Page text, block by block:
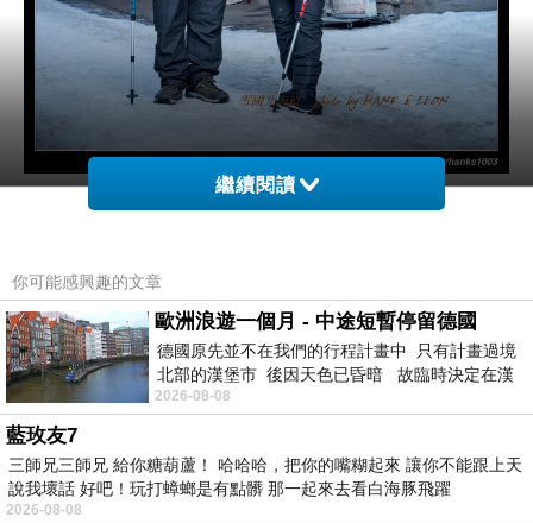
辛苦兩老了 在雪地裡走來走去 不過這機會也不
時間也不多了 利用這最後機會 好好的感受一下
冷吱吱的雪地漫遊吧~
繼續閱讀
你可能感興趣的文章
歐洲浪遊一個月 - 中途短暫停留德國
德國原先並不在我們的行程計畫中 只有計畫過境
北部的漢堡市 後因天色已昏暗 故臨時決定在漢
堡市吃晚餐和過夜
2026-08-08
藍玫友7
三師兄三師兄 給你糖葫蘆！ 哈哈哈，把你的嘴糊起來 讓你不能跟上天
說我壞話 好吧！玩打蟑螂是有點髒 那一起來去看白海豚飛躍
2026-08-08